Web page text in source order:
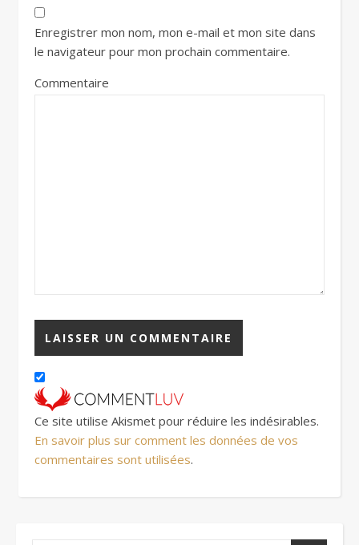
Enregistrer mon nom, mon e-mail et mon site dans
le navigateur pour mon prochain commentaire.
Commentaire
Ce site utilise Akismet pour réduire les indésirables.
En savoir plus sur comment les données de vos
commentaires sont utilisées.